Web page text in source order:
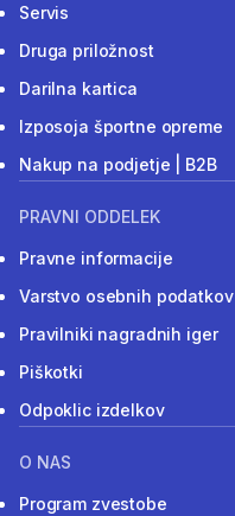
Servis
Druga priložnost
Darilna kartica
Izposoja športne opreme
Nakup na podjetje | B2B
PRAVNI ODDELEK
Pravne informacije
Varstvo osebnih podatkov
Pravilniki nagradnih iger
Piškotki
Odpoklic izdelkov
O NAS
Program zvestobe